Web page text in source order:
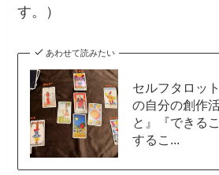
す。）
あわせて読みたい
セルフタロッ
の自分の創作
と』『できる
するこ...